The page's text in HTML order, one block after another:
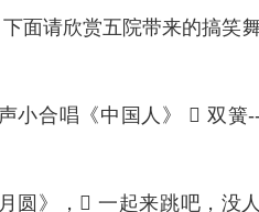
面请欣赏五院带来的搞笑
小合唱《中国人》  双簧
圆》， 一起来跳吧，没人